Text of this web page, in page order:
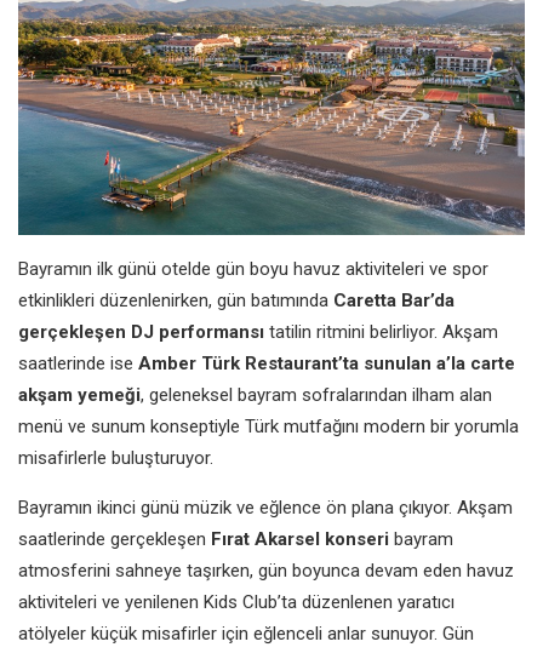
Bayramın ilk günü otelde gün boyu havuz aktiviteleri ve spor
etkinlikleri düzenlenirken, gün batımında Caretta Bar’da
gerçekleşen DJ performansı tatilin ritmini belirliyor. Akşam
saatlerinde ise Amber Türk Restaurant’ta sunulan a’la carte
akşam yemeği, geleneksel bayram sofralarından ilham alan
menü ve sunum konseptiyle Türk mutfağını modern bir yorumla
misafirlerle buluşturuyor.
Bayramın ikinci günü müzik ve eğlence ön plana çıkıyor. Akşam
saatlerinde gerçekleşen Fırat Akarsel konseri bayram
atmosferini sahneye taşırken, gün boyunca devam eden havuz
aktiviteleri ve yenilenen Kids Club’ta düzenlenen yaratıcı
atölyeler küçük misafirler için eğlenceli anlar sunuyor. Gün